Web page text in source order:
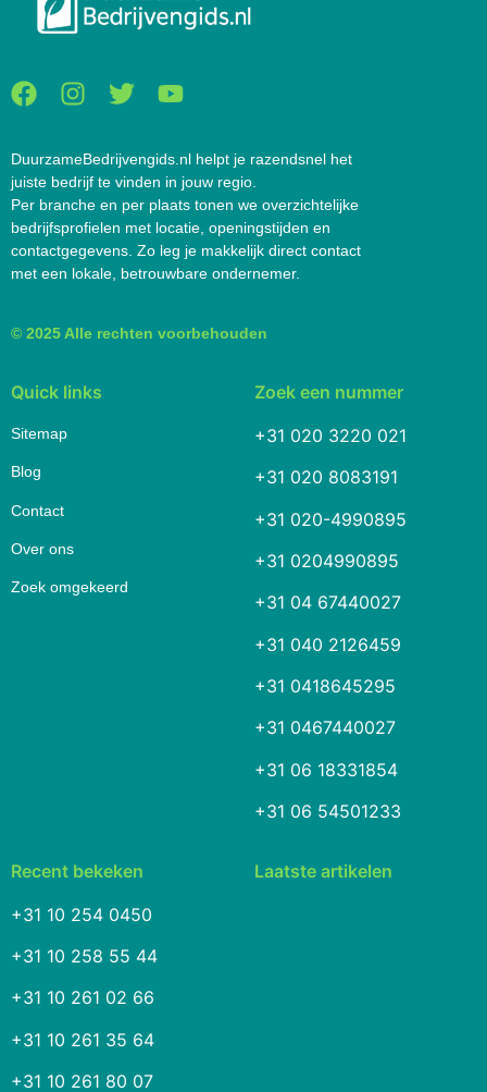
DuurzameBedrijvengids.nl helpt je razendsnel het
juiste bedrijf te vinden in jouw regio.
Per branche en per plaats tonen we overzichtelijke
bedrijfsprofielen met locatie, openingstijden en
contactgegevens. Zo leg je makkelijk direct contact
met een lokale, betrouwbare ondernemer.
© 2025 Alle rechten voorbehouden
Quick links
Sitemap
Blog
Contact
Over ons
Zoek omgekeerd
Zoek een nummer
+31 020 3220 021
+31 020 8083191
+31 020-4990895
+31 0204990895
+31 04 67440027
+31 040 2126459
+31 0418645295
+31 0467440027
+31 06 18331854
+31 06 54501233
Recent bekeken
+31 10 254 0450
+31 10 258 55 44
+31 10 261 02 66
+31 10 261 35 64
+31 10 261 80 07
Laatste artikelen